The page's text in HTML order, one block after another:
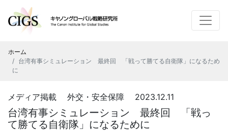
ホーム
台湾有事シミュレーション 最終回 「戦って勝てる自衛隊」になるため
に
メディア掲載 外交・安全保障 2023.12.11
台湾有事シミュレーション 最終回 「戦っ
て勝てる自衛隊」になるために